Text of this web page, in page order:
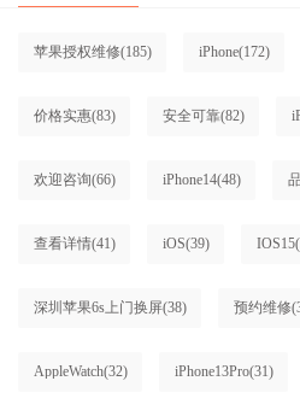
苹果授权维修(185) iPhone(172)
价格实惠(83) 安全可靠(82)
欢迎咨询(66) iPhone14(48)
查看详情(41) iOS(39) IOS15
深圳苹果6s上门换屏(38) 预约维修
AppleWatch(32) iPhone13Pro(31)